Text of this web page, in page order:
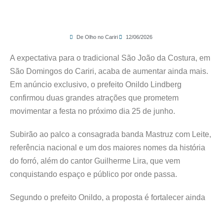
De Olho no Cariri 12/06/2026
A expectativa para o tradicional São João da Costura, em
São Domingos do Cariri, acaba de aumentar ainda mais.
Em anúncio exclusivo, o prefeito Onildo Lindberg
confirmou duas grandes atrações que prometem
movimentar a festa no próximo dia 25 de junho.
Subirão ao palco a consagrada banda Mastruz com Leite,
referência nacional e um dos maiores nomes da história
do forró, além do cantor Guilherme Lira, que vem
conquistando espaço e público por onde passa.
Segundo o prefeito Onildo, a proposta é fortalecer ainda